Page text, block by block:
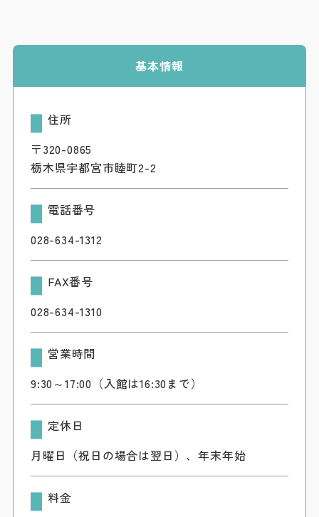
基本情報
住所
〒320-0865
栃木県宇都宮市睦町2-2
電話番号
028-634-1312
FAX番号
028-634-1310
営業時間
9:30～17:00（入館は16:30まで）
定休日
月曜日（祝日の場合は翌日）、年末年始
料金